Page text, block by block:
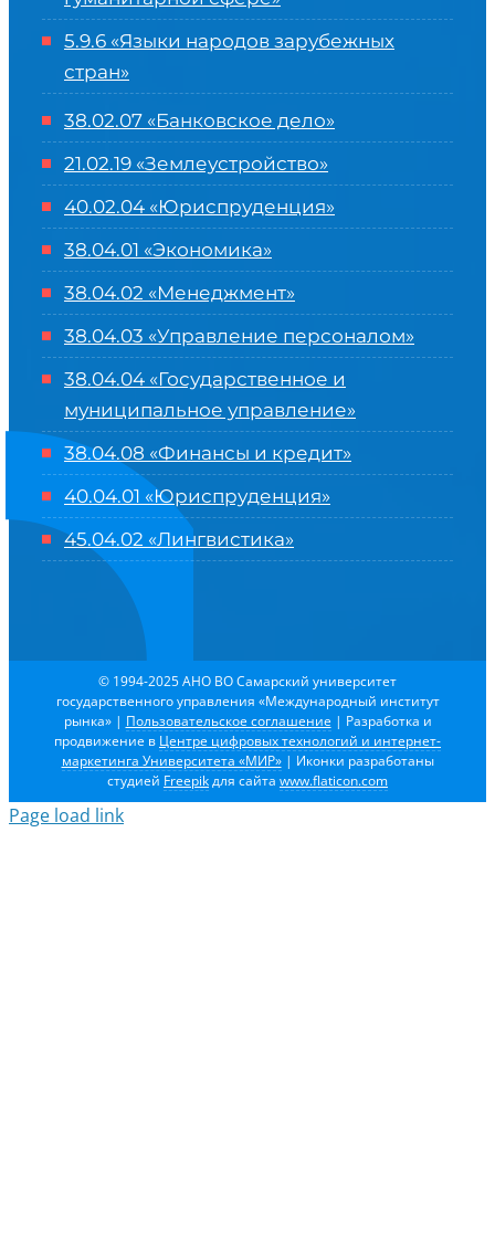
5.9.6 «Языки народов зарубежных
стран»
38.02.07 «Банковское дело»
21.02.19 «Землеустройство»
40.02.04 «Юриспруденция»
38.04.01 «Экономика»
38.04.02 «Менеджмент»
38.04.03 «Управление персоналом»
38.04.04 «Государственное и
муниципальное управление»
38.04.08 «Финансы и кредит»
40.04.01 «Юриспруденция»
45.04.02 «Лингвистика»
© 1994-2025 АНО ВО Самарский университет
государственного управления «Международный институт
рынка» | Пользовательское соглашение | Разработка и
продвижение в Центре цифровых технологий и интернет-
маркетинга Университета «МИР»| Иконки разработаны
студией Freepikдля сайта www.flaticon.com
Page load link